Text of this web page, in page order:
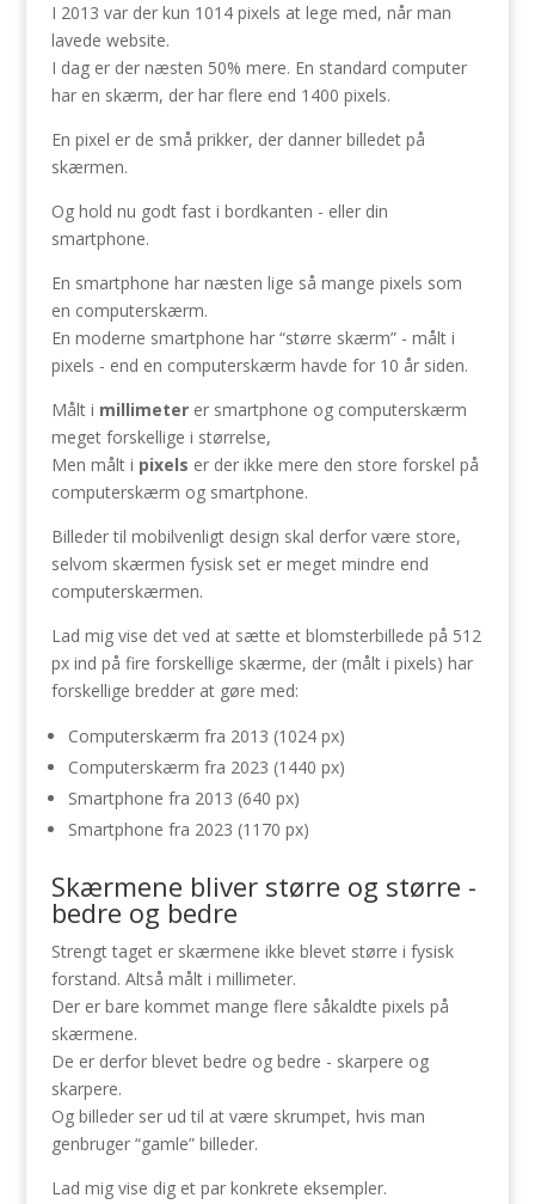
I 2013 var der kun 1014 pixels at lege med, når man
lavede website.
I dag er der næsten 50% mere. En standard computer
har en skærm, der har flere end 1400 pixels.
En pixel er de små prikker, der danner billedet på
skærmen.
Og hold nu godt fast i bordkanten - eller din
smartphone.
En smartphone har næsten lige så mange pixels som
en computerskærm.
En moderne smartphone har “større skærm” - målt i
pixels - end en computerskærm havde for 10 år siden.
Målt i millimeterer smartphone og computerskærm
meget forskellige i størrelse,
Men målt i pixels er der ikke mere den store forskel på
computerskærm og smartphone.
Billeder til mobilvenligt design skal derfor være store,
selvom skærmen fysisk set er meget mindre end
computerskærmen.
Lad mig vise det ved at sætte et blomsterbillede på 512
px ind på fire forskellige skærme, der (målt i pixels) har
forskellige bredder at gøre med:
Computerskærm fra 2013 (1024 px)
Computerskærm fra 2023 (1440 px)
Smartphone fra 2013 (640 px)
Smartphone fra 2023 (1170 px)
Skærmene bliver større og større -
bedre og bedre
Strengt taget er skærmene ikke blevet større i fysisk
forstand. Altså målt i millimeter.
Der er bare kommet mange flere såkaldte pixels på
skærmene.
De er derfor blevet bedre og bedre - skarpere og
skarpere.
Og billeder ser ud til at være skrumpet, hvis man
genbruger “gamle” billeder.
Lad mig vise dig et par konkrete eksempler.